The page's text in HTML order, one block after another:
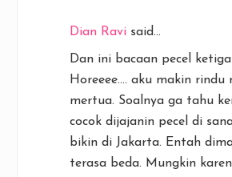
Dian Ravi said...
Dan ini bacaan pecel
Horeeee.... aku makin rindu
mertua. Soalnya ga tahu
cocok dijajanin pecel di
bikin di Jakarta. Entah
terasa beda. Mungkin